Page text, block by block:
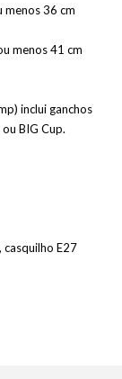
menos 36 cm
menos 41 cm
inclui ganchos
BIG Cup.
casquilho E27